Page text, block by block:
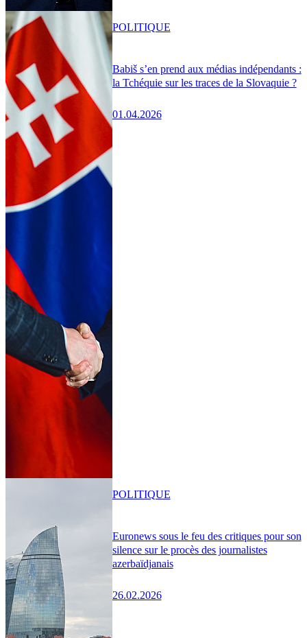
Babiš s’en prend aux médias indépendants :
la Tchéquie sur les traces de la Slovaquie ?
01.04.2026
POLITIQUE
Euronews sous le feu des critiques pour son
silence sur le procès des journalistes
azerbaïdjanais
26.02.2026
POLITIQUE